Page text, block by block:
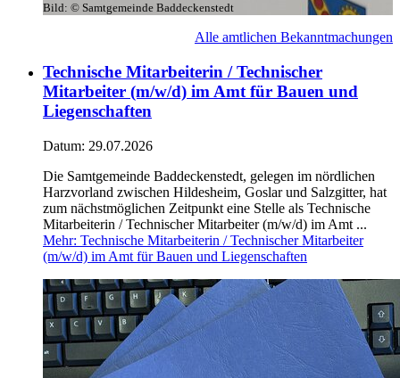
Bild: © Samtgemeinde Baddeckenstedt
Alle amtlichen Bekanntmachungen
Technische Mitarbeiterin / Technischer
Mitarbeiter (m/w/d) im Amt für Bauen und
Liegenschaften
Datum: 29.07.2026
Die Samtgemeinde Baddeckenstedt, gelegen im nördlichen
Harzvorland zwischen Hildesheim, Goslar und Salzgitter, hat
zum nächstmöglichen Zeitpunkt eine Stelle als Technische
Mitarbeiterin / Technischer Mitarbeiter (m/w/d) im Amt ...
Mehr: Technische Mitarbeiterin / Technischer Mitarbeiter
(m/w/d) im Amt für Bauen und Liegenschaften